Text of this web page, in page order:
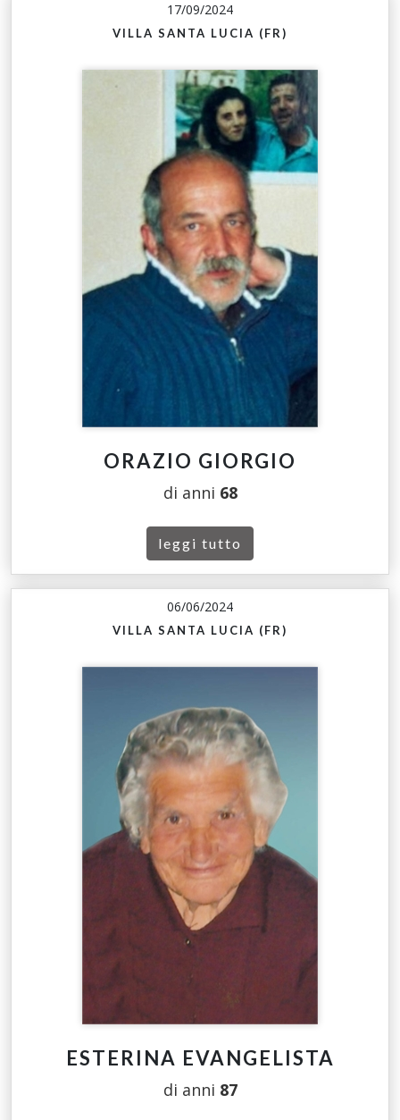
17/09/2024
VILLA SANTA LUCIA (FR)
ORAZIO GIORGIO
di anni 68
leggi tutto
06/06/2024
VILLA SANTA LUCIA (FR)
ESTERINA EVANGELISTA
di anni 87